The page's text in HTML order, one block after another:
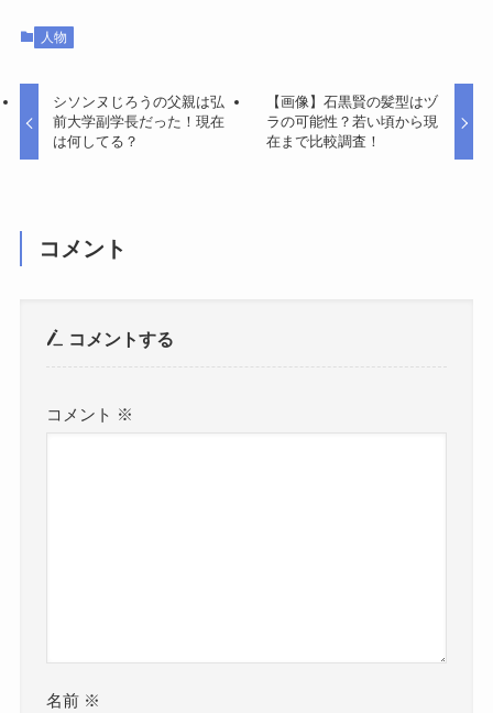
人物
シソンヌじろうの父親は弘
前大学副学長だった！現在
は何してる？
【画像】石黒賢の髪型はヅ
ラの可能性？若い頃から現
在まで比較調査！
コメント
コメントする
コメント ※
名前 ※